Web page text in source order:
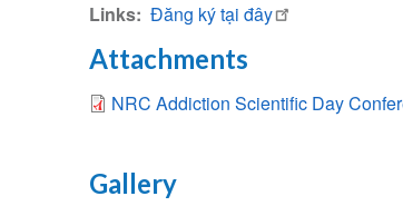
Links Đăng ký tại đây
Attachments
NRC Addiction Scientific Day
Gallery